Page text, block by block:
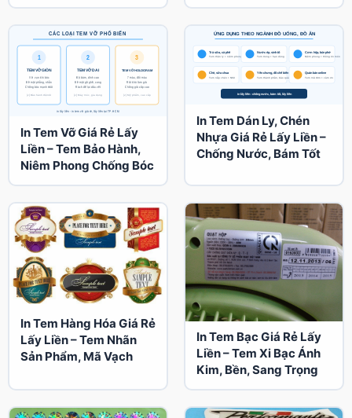
In Tem Vỡ Giá Rẻ Lấy
Liền – Tem Bảo Hành,
Niêm Phong Chống Bóc
In Tem Dán Ly, Chén
Nhựa Giá Rẻ Lấy Liền –
Chống Nước, Bám Tốt
In Tem Hàng Hóa Giá Rẻ
Lấy Liền – Tem Nhãn
Sản Phẩm, Mã Vạch
In Tem Bạc Giá Rẻ Lấy
Liền – Tem Xi Bạc Ánh
Kim, Bền, Sang Trọng